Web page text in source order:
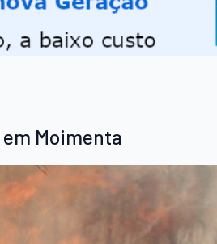
Moimenta